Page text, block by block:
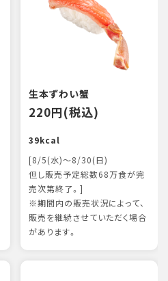
生本ずわい蟹
220円(税込)
39kcal
[8/5(水)～8/30(日)
但し販売予定総数68万食が完
売次第終了。]
※期間内の販売状況によって、
販売を継続させていただく場合
があります。